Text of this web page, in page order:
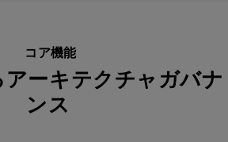
コア機能
ーキテクチャガバナ
ンス